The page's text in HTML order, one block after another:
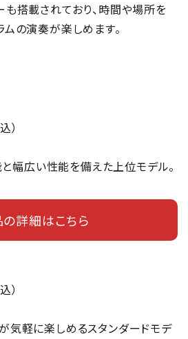
も搭載されており、時間や場所を
の演奏が楽しめます。
）
幅広い性能を備えた上位モデル。
詳細はこちら
）
気軽に楽しめるスタンダードモデ